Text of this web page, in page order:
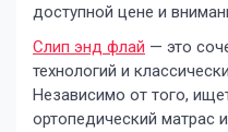
доступной цене и
Слип энд флай — это
технологий и
Независимо от того,
ортопедический матрас